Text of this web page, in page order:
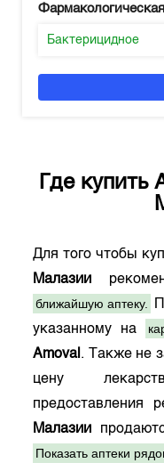
Бактерицидное
Где купить
Для того чтобы
Малазии
ближайшую аптеку.
указанному на
Amoval . Также не
цену
предоставления
Малазии
Показать аптеки